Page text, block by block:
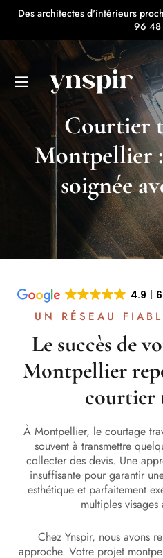
Des architectes d'intérieurs
96
Courtier
Montpellier
soignée
4.9
UN RÉSEAU
Le succès de
Montpellier
courtier
À Montpellier, le courtage
souvent à transmettre
collecter des devis. Une
insuffisante pour garantir
esthétique et parfaitement
multiples
Chez Ynspir, nous avons
approche. Votre projet